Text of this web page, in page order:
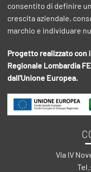
consentito di definire
crescita aziendale,
marchio e individuare
Progetto realizzato con
Regionale Lombardia
dall'Unione Europea.
Via IV
Tel.: